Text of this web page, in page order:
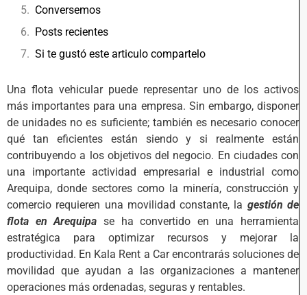
Conversemos
Posts recientes
Si te gustó este articulo compartelo
Una flota vehicular puede representar uno de los activos
más importantes para una empresa. Sin embargo, disponer
de unidades no es suficiente; también es necesario conocer
qué tan eficientes están siendo y si realmente están
contribuyendo a los objetivos del negocio. En ciudades con
una importante actividad empresarial e industrial como
Arequipa, donde sectores como la minería, construcción y
comercio requieren una movilidad constante, la gestión de
flota en Arequipa se ha convertido en una herramienta
estratégica para optimizar recursos y mejorar la
productividad. En Kala Rent a Car encontrarás soluciones de
movilidad que ayudan a las organizaciones a mantener
operaciones más ordenadas, seguras y rentables.